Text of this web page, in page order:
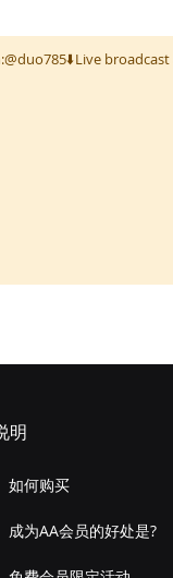
明
如何购买
成为AA会员的好处是?